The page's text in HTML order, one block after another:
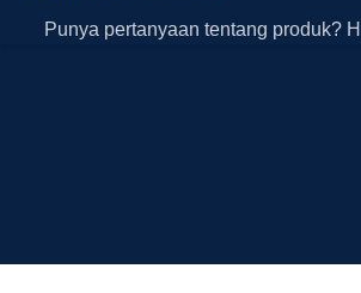
Punya pertanyaan tentang produk?